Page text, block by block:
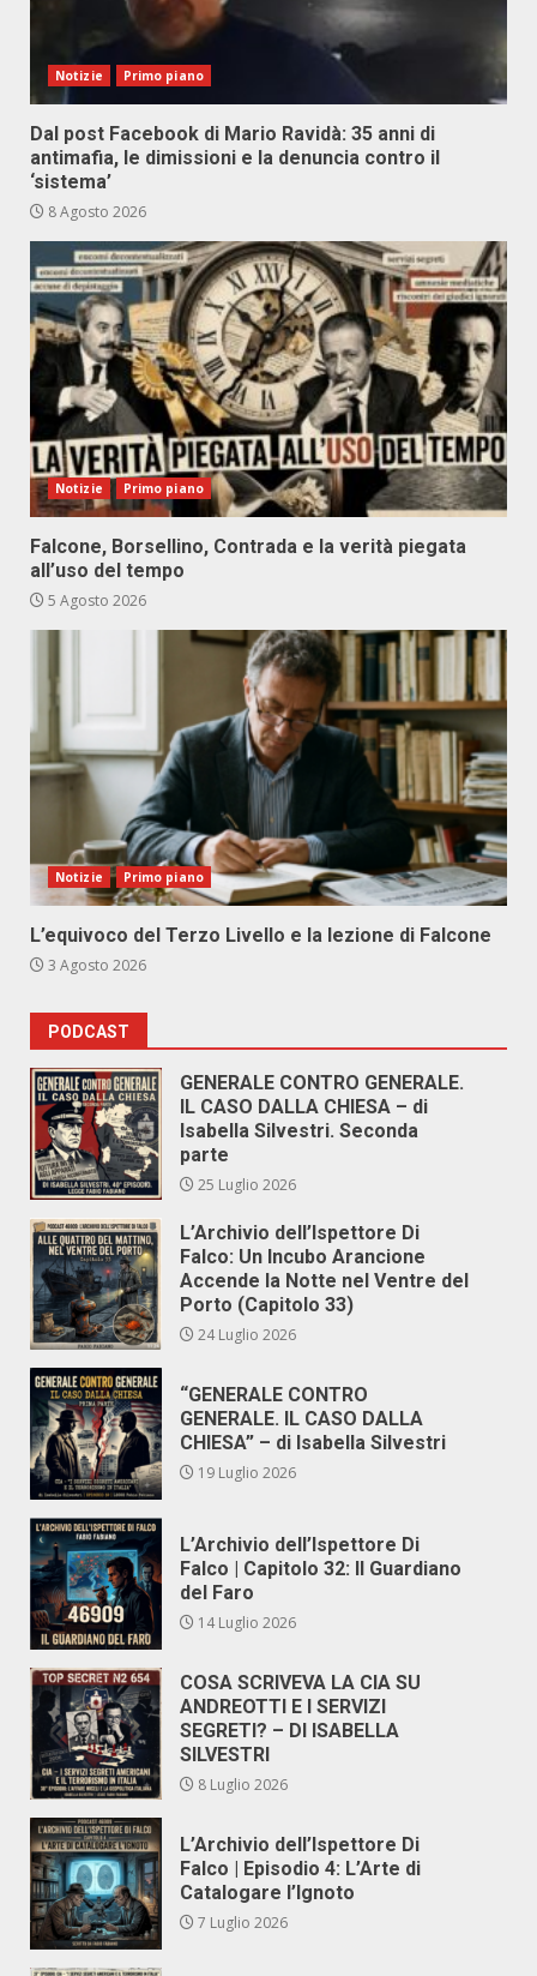
Notizie Primo piano
Dal post Facebook di Mario Ravidà: 35 anni di
antimafia, le dimissioni e la denuncia contro il
‘sistema’
8 Agosto 2026
Notizie Primo piano
Falcone, Borsellino, Contrada e la verità piegata
all’uso del tempo
5 Agosto 2026
Notizie Primo piano
L’equivoco del Terzo Livello e la lezione di Falcone
3 Agosto 2026
PODCAST
GENERALE CONTRO GENERALE.
IL CASO DALLA CHIESA – di
Isabella Silvestri. Seconda
parte
25 Luglio 2026
L’Archivio dell’Ispettore Di
Falco: Un Incubo Arancione
Accende la Notte nel Ventre del
Porto (Capitolo 33)
24 Luglio 2026
“GENERALE CONTRO
GENERALE. IL CASO DALLA
CHIESA” – di Isabella Silvestri
19 Luglio 2026
L’Archivio dell’Ispettore Di
Falco | Capitolo 32: Il Guardiano
del Faro
14 Luglio 2026
COSA SCRIVEVA LA CIA SU
ANDREOTTI E I SERVIZI
SEGRETI? – DI ISABELLA
SILVESTRI
8 Luglio 2026
L’Archivio dell’Ispettore Di
Falco | Episodio 4: L’Arte di
Catalogare l’Ignoto
7 Luglio 2026